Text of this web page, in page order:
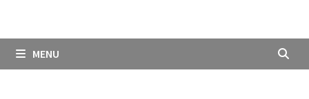
MENU